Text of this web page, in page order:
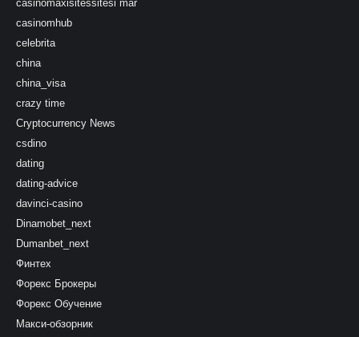
casinomaxisitessitesi mar
casinomhub
celebrita
china
china_visa
crazy time
Cryptocurrency News
csdino
dating
dating-advice
davinci-casino
Dinamobet_next
Dumanbet_next
Финтех
Форекс Брокеры
Форекс Обучение
Макси-обзорник